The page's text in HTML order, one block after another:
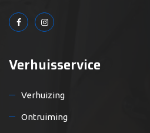
Verhuisservice
Verhuizing
Ontruiming